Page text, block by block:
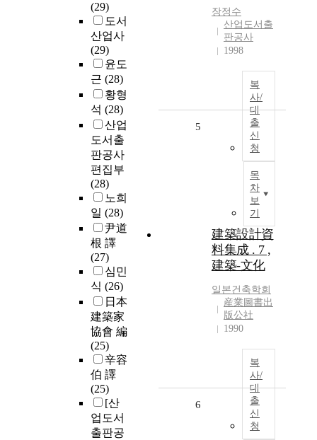
(29)
도서
산업사
(29)
윤도
근 (28)
황형
석 (28)
산업
도서출
판공사
편집부
(28)
노희
일 (28)
尹道
根 譯
(27)
심민
식 (26)
日本
建築家
協會 編
(25)
辛容
伯 譯
(25)
[산
업도서
출판공
장정수
산업도서출
판공사
1998
복
사/
대
출
신
청
목
차
보
기
5
建築設計資
料集成 . 7 ,
建築-文化
일본건축학회
産業圖書出
版公社
1990
복
사/
대
출
신
청
6